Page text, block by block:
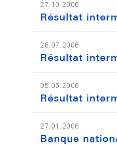
27.10.2006
Résultat
28.07.2006
Résultat
05.05.2006
Résultat
27.01.2006
Banque